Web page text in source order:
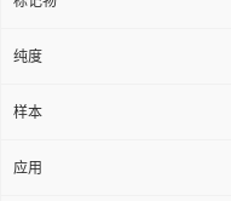
是否进口
规格：96T/48T
产品用途：仅